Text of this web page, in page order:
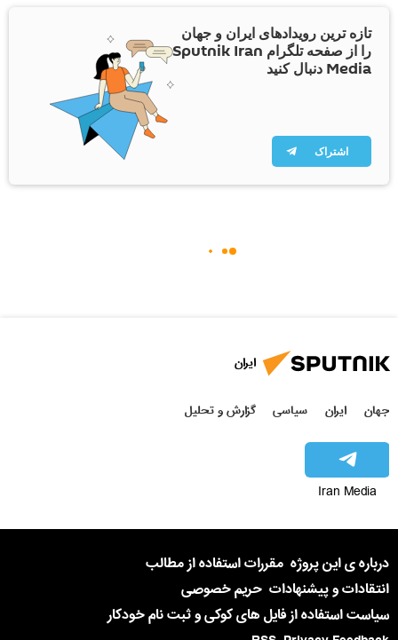
تازه ترین رویدادهای ایران و جهان
را از صفحه تلگرام Sputnik Iran
Media دنبال کنید
اشتراک
ایران
جهان ایران سیاسی گزارش و تحلیل
Iran Media
درباره ی این پروژه مقررات استفاده از مطالب
انتقادات و پیشنهادات حریم خصوصی
سیاست استفاده از فایل های کوکی و ثبت نام خودکار